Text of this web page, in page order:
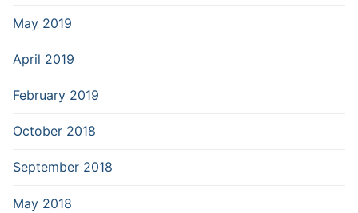
May 2019
April 2019
February 2019
October 2018
September 2018
May 2018